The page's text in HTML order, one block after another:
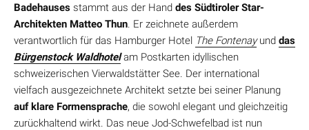
Badehauses stammt aus der Hand des Südtiroler Star-
Architekten Matteo Thun. Er zeichnete außerdem
verantwortlich für das Hamburger Hotel The Fontenayund das
Bürgenstock Waldhotelam Postkarten idyllischen
schweizerischen Vierwaldstätter See. Der international
vielfach ausgezeichnete Architekt setzte bei seiner Planung
auf klare Formensprache, die sowohl elegant und gleichzeitig
zurückhaltend wirkt. Das neue Jod-Schwefelbad ist nun